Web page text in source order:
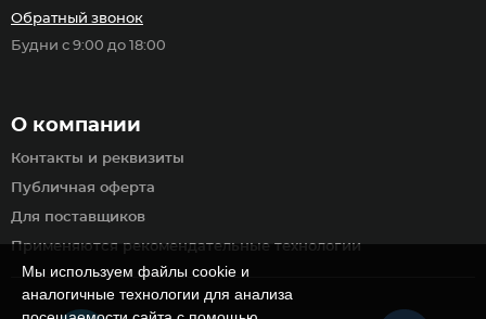
О компании
Контакты и реквизиты
Публичная оферта
Для поставщиков
Применяются рекомендательные технологии
Обратный звонок
Будни с 9:00 до 18:00
Мы используем файлы cookie и
аналогичные технологии для анализа